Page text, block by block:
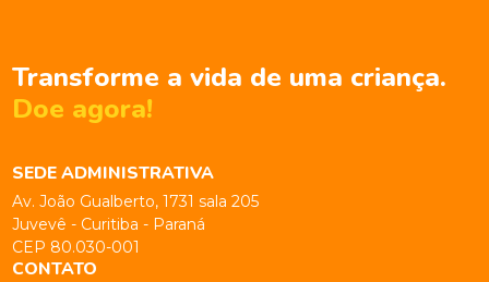
Transforme a vida de uma criança.
Doe agora!
SEDE ADMINISTRATIVA
Av. João Gualberto, 1731 sala 205
Juvevê - Curitiba - Paraná
CEP 80.030-001
CONTATO